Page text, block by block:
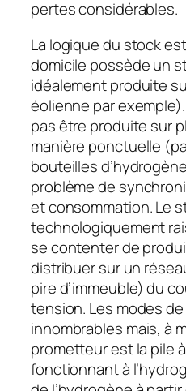
pertes considérables.
La logique du stock
domicile possède un
idéalement produite
éolienne par
pas être produite sur
manière ponctuelle
bouteilles
problème de
et consommation. Le
technologiquement
se contenter de
distribuer sur un
pire d’immeuble) du
tension. Les modes
innombrables mais, à
prometteur est la pile
fonctionnant à